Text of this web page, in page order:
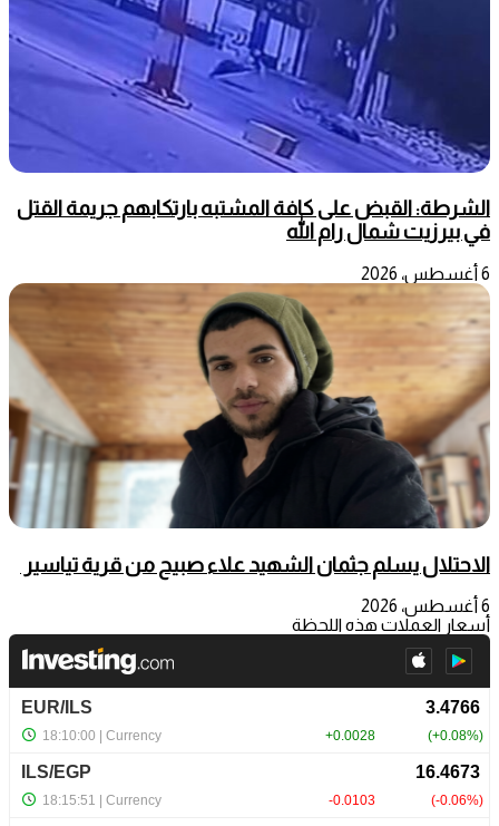
الشرطة: القبض على كافة المشتبه بارتكابهم جريمة القتل
في بيرزيت شمال رام الله
6 أغسطس، 2026
الاحتلال يسلم جثمان الشهيد علاء صبيح من قرية تياسير
6 أغسطس، 2026
أسعار العملات هذه اللحظة